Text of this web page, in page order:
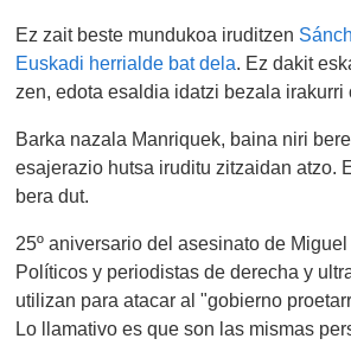
Ez zait beste mundukoa iruditzen
Euskadi herrialde bat dela. Ez dakit
zen, edota esaldia idatzi bezala irakurri
Barka nazala Manriquek, baina niri
esajerazio hutsa iruditu zitzaidan atzo.
bera dut.
25º aniversario del asesinato de
Políticos y periodistas de derecha y
utilizan para atacar al "gobierno
Lo llamativo es que son las mismas